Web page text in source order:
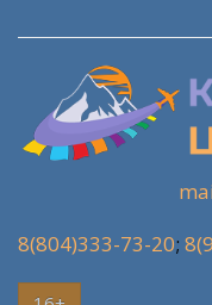
8(804)333-73-20;